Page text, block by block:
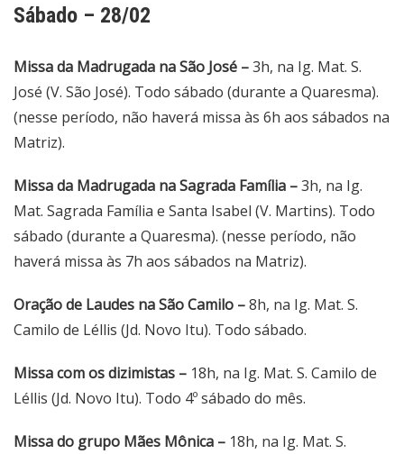
Sábado – 28/02
Missa da Madrugada na São José –3h, na Ig. Mat. S.
José (V. São José). Todo sábado (durante a Quaresma).
(nesse período, não haverá missa às 6h aos sábados na
Matriz).
Missa da Madrugada na Sagrada Família –3h, na Ig.
Mat. Sagrada Família e Santa Isabel (V. Martins). Todo
sábado (durante a Quaresma). (nesse período, não
haverá missa às 7h aos sábados na Matriz).
Oração de Laudes na São Camilo –8h, na Ig. Mat. S.
Camilo de Léllis (Jd. Novo Itu). Todo sábado.
Missa com os dizimistas – 18h, na Ig. Mat. S. Camilo de
Léllis (Jd. Novo Itu). Todo 4º sábado do mês.
Missa do grupo Mães Mônica – 18h, na Ig. Mat. S.